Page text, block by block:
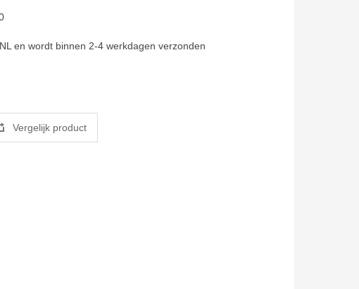
en wordt binnen 2-4 werkdagen verzonden